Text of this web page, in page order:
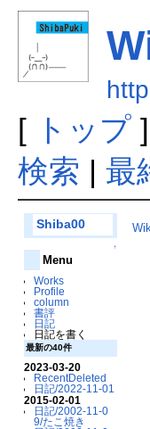
[ トップ
検索 | 最
Shiba00
↑
Menu
Works
Profile
column
書評
日記
日記を書く
最新の40件
2023-03-20
RecentDeleted
日記/2022-11-01
2015-02-01
日記/2002-11-0
9/たこ焼き